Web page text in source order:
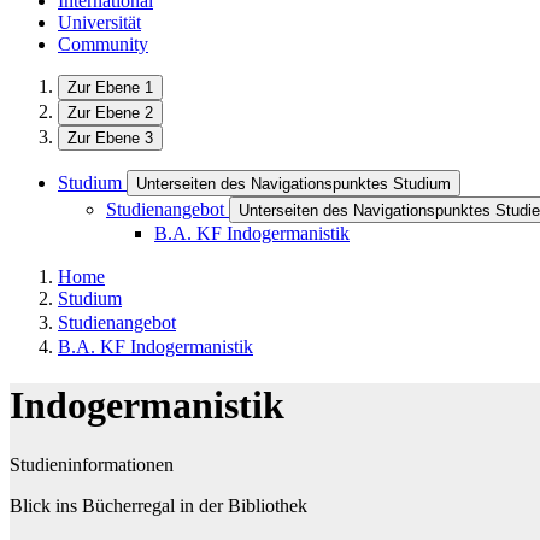
Universität
Community
Zur Ebene 1
Zur Ebene 2
Zur Ebene 3
Studium Unterseiten des Navigationspunktes Studium
Studienangebot Unterseiten des Navigationspunktes
B.A. KF Indogermanistik
Home
Studium
Studienangebot
B.A. KF Indogermanistik
Indogermanistik
Studieninformationen
Blick ins Bücherregal in der Bibliothek